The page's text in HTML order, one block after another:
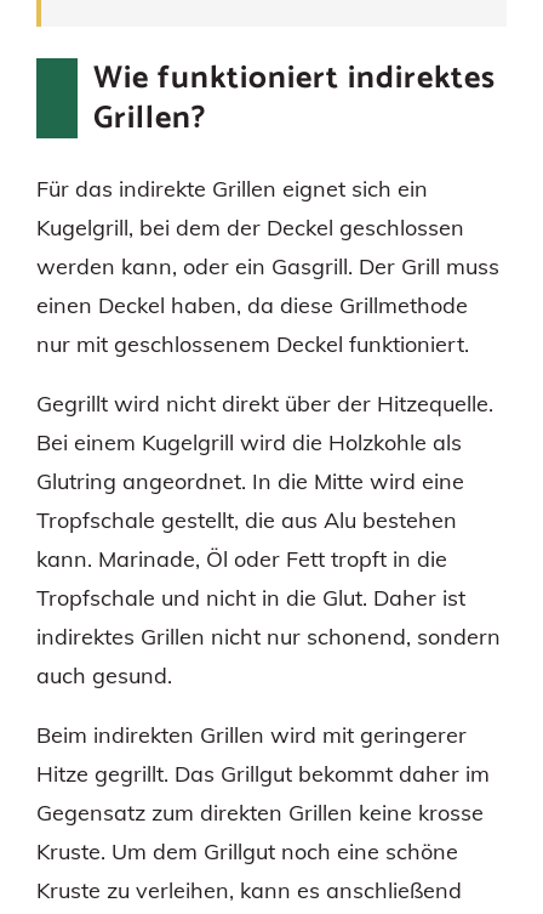
Wie funktioniert indirektes
Grillen?
Für das indirekte Grillen eignet sich ein
Kugelgrill, bei dem der Deckel geschlossen
werden kann, oder ein Gasgrill. Der Grill muss
einen Deckel haben, da diese Grillmethode
nur mit geschlossenem Deckel funktioniert.
Gegrillt wird nicht direkt über der Hitzequelle.
Bei einem Kugelgrill wird die Holzkohle als
Glutring angeordnet. In die Mitte wird eine
Tropfschale gestellt, die aus Alu bestehen
kann. Marinade, Öl oder Fett tropft in die
Tropfschale und nicht in die Glut. Daher ist
indirektes Grillen nicht nur schonend, sondern
auch gesund.
Beim indirekten Grillen wird mit geringerer
Hitze gegrillt. Das Grillgut bekommt daher im
Gegensatz zum direkten Grillen keine krosse
Kruste. Um dem Grillgut noch eine schöne
Kruste zu verleihen, kann es anschließend